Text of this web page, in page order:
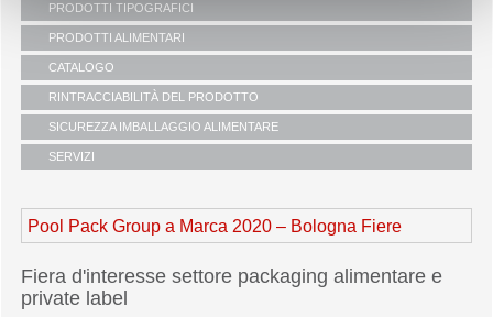
i partners
servizio clienti
fiere
PRODOTTI TIPOGRAFICI
carte da stampa
carte da taglio
carte certificate
campagne sostenibilità
PRODOTTI ALIMENTARI
linea be green
shopper biodegradabili
shopper in carta generiche
shopper in carta brandizzate
shopper boutique
borse riutilizzabili
sacchetti pane self
carta per alimenti
linea street food
linea take away
CATALOGO
panifici e pasticcerie
ortofrutta
macellerie e pescherie
gastronomie e ristorazione
take away articoli d’asporto
RINTRACCIABILITÀ DEL PRODOTTO
SICUREZZA IMBALLAGGIO ALIMENTARE
SERVIZI
rete vendita
consegne
dove operiamo
Pool Pack Groupa Marca 2020 – Bologna Fiere
Fiera d'interesse settore packaging alimentare e
private label